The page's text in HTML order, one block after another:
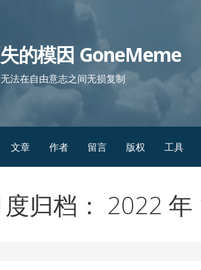
的模因 GoneMeme
法在自由意志之间无损复制
文章 作者 留言 版权 工具
度归档： 2022 年